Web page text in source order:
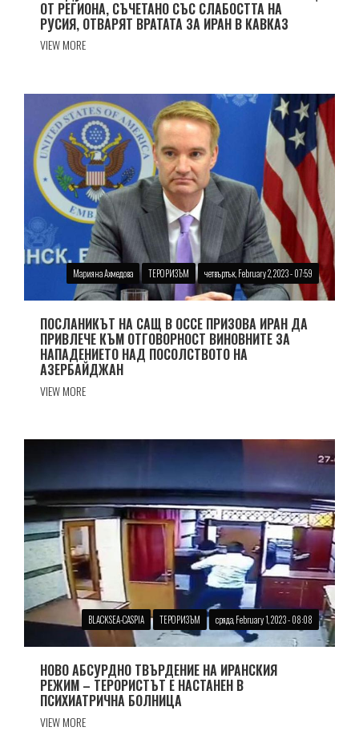
ОТ РЕГИОНА, СЪЧЕТАНО СЪС СЛАБОСТТА НА
РУСИЯ, ОТВАРЯТ ВРАТАТА ЗА ИРАН В КАВКАЗ
VIEW MORE
Марияна Ахмедова ТЕРОРИЗЪМ четвъртък, February 2, 2023 - 07:59
ПОСЛАНИКЪТ НА САЩ В ОССЕ ПРИЗОВА ИРАН ДА
ПРИВЛЕЧЕ КЪМ ОТГОВОРНОСТ ВИНОВНИТЕ ЗА
НАПАДЕНИЕТО НАД ПОСОЛСТВОТО НА
АЗЕРБАЙДЖАН
VIEW MORE
BLACKSEA-CASPIA ТЕРОРИЗЪМ сряда, February 1, 2023 - 08:08
НОВО АБСУРДНО ТВЪРДЕНИЕ НА ИРАНСКИЯ
РЕЖИМ – ТЕРОРИСТЪТ Е НАСТАНЕН В
ПСИХИАТРИЧНА БОЛНИЦА
VIEW MORE